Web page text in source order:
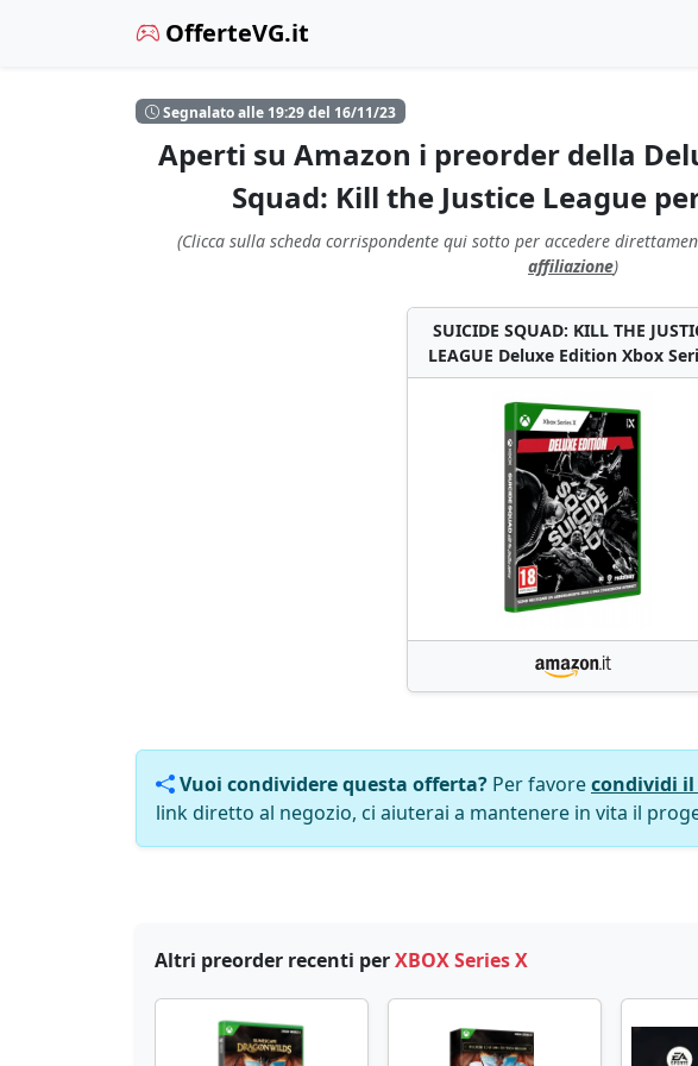
OfferteVG.it
Segnalato alle 19:29 del 16/11/23
Aperti su Amazon i preorder della
Squad: Kill the Justice League
(Clicca sulla scheda corrispondente qui sotto per accedere
affiliazione)
SUICIDE SQUAD: KILL THE
LEAGUE Deluxe Edition Xbox
Vuoi condividere questa offerta? Per favorecondividi
link diretto al negozio, ci aiuterai a mantenere in vita il
Altri preorder recenti perXBOX Series X